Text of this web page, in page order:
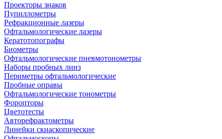
Проекторы знаков
Пупиллометры
Рефракционные лазеры
Офтальмологические лазеры
Кератотопографы
Биометры
Офтальмологические пневмотонометры
Наборы пробных линз
Периметры офтальмологические
Пробные оправы
Офтальмологические тонометры
Форопторы
Цветотесты
Авторефрактометры
Линейки скиаскопические